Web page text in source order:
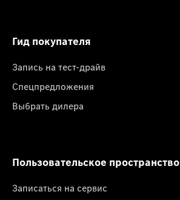
Гид покупателя
Запись на тест-драйв
Спецпредложения
Выбрать дилера
Пользовательское пространство
Записаться на сервис